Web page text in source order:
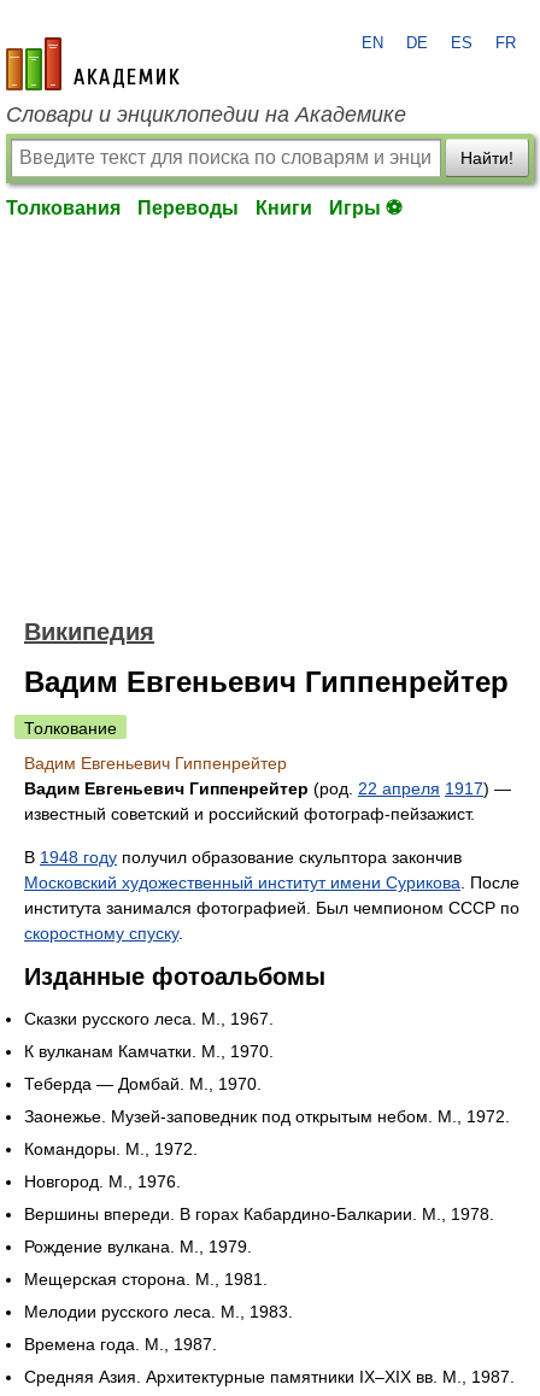
academic.ru
EN DE ES FR
Словари и энциклопедии на Академике
Найти!
Толкования Переводы Книги Игры ⚽
Википедия
Вадим Евгеньевич Гиппенрейтер
Толкование
Вадим Евгеньевич Гиппенрейтер
Вадим Евгеньевич Гиппенрейтер (род. 22 апреля 1917) —
известный советский и российский фотограф-пейзажист.
В 1948 году получил образование скульптора закончив
Московский художественный институт имени Сурикова . После
института занимался фотографией. Был чемпионом СССР по
скоростному спуску.
Изданные фотоальбомы
Сказки русского леса. М., 1967.
К вулканам Камчатки. М., 1970.
Теберда — Домбай. М., 1970.
Заонежье. Музей-заповедник под открытым небом. М., 1972.
Командоры. М., 1972.
Новгород. М., 1976.
Вершины впереди. В горах Кабардино-Балкарии. М., 1978.
Рождение вулкана. М., 1979.
Мещерская сторона. М., 1981.
Мелодии русского леса. М., 1983.
Времена года. М., 1987.
Средняя Азия. Архитектурные памятники IX–XIX вв. М., 1987.